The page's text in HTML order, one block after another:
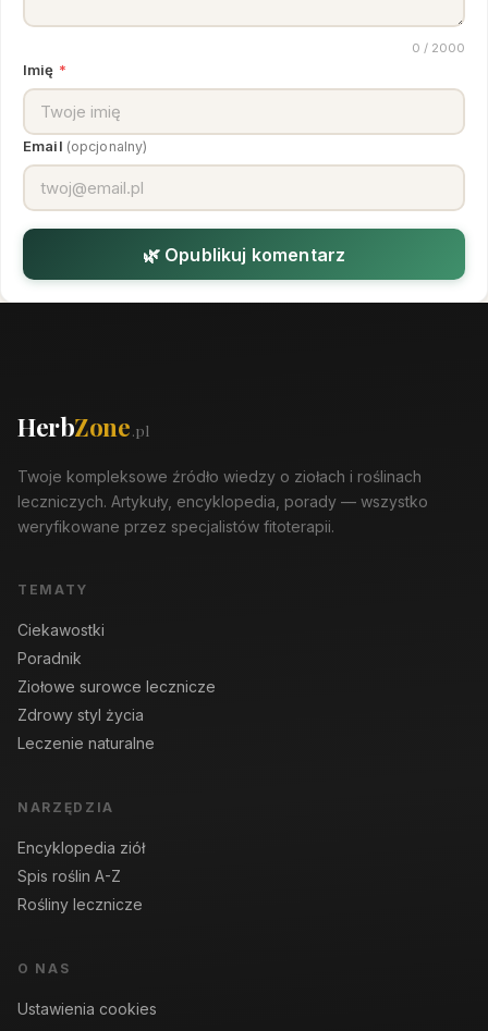
0 / 2000
Imię *
Email (opcjonalny)
🌿 Opublikuj komentarz
HerbZone.pl
Twoje kompleksowe źródło wiedzy o ziołach i roślinach
leczniczych. Artykuły, encyklopedia, porady — wszystko
weryfikowane przez specjalistów fitoterapii.
TEMATY
Ciekawostki
Poradnik
Ziołowe surowce lecznicze
Zdrowy styl życia
Leczenie naturalne
NARZĘDZIA
Encyklopedia ziół
Spis roślin A-Z
Rośliny lecznicze
O NAS
Ustawienia cookies